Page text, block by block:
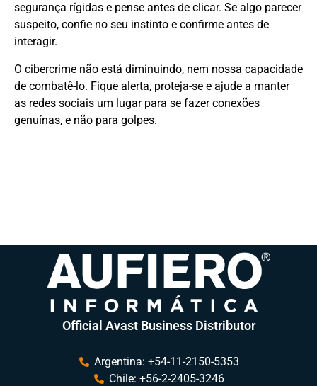
segurança rígidas e pense antes de clicar. Se algo parecer
suspeito, confie no seu instinto e confirme antes de
interagir.
O cibercrime não está diminuindo, nem nossa capacidade
de combatê-lo. Fique alerta, proteja-se e ajude a manter
as redes sociais um lugar para se fazer conexões
genuínas, e não para golpes.
Official Avast Business Distributor
Argentina: +54-11-2150-5353
Chile: +56-2-2405-3246